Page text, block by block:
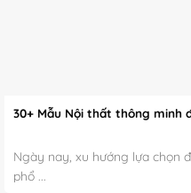
30+ Mẫu Nội thất thông minh
Ngày nay, xu hướng lựa chọn
phổ ...